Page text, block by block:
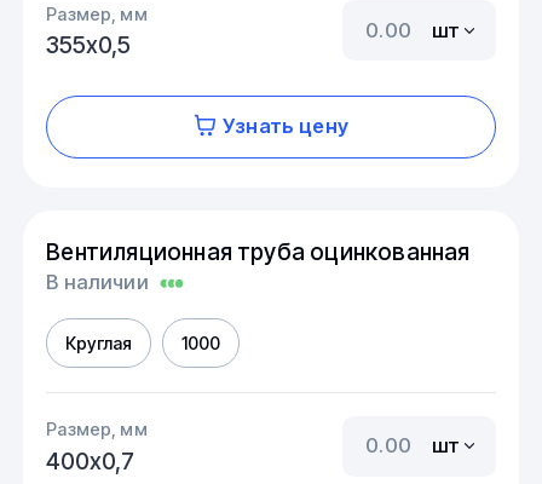
Размер, мм
355х0,5
шт
Узнать цену
Вентиляционная труба оцинкованная
В наличии
Круглая 1000
Размер, мм
400х0,7
шт